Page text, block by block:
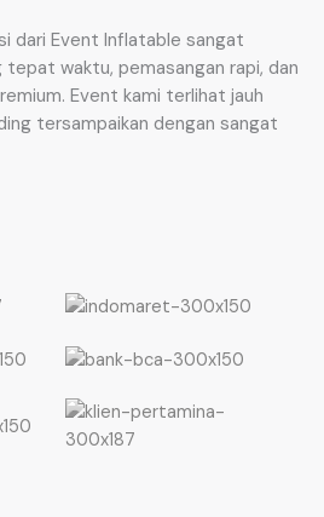
dari Event Inflatable sangat
waktu, pemasangan rapi, dan
Event kami terlihat jauh
tersampaikan dengan sangat